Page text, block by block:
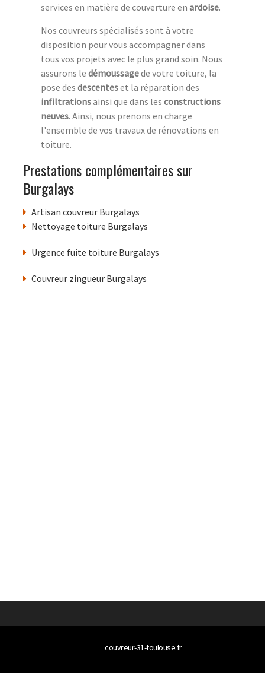
services en matière de couverture en ardoise.
Nos couvreurs spécialisés sont à votre
disposition pour vous accompagner dans
tous vos projets avec le plus grand soin. Nous
assurons le démoussagede votre toiture, la
pose des descenteset la réparation des
infiltrationsainsi que dans les constructions
neuves. Ainsi, nous prenons en charge
l'ensemble de vos travaux de rénovations en
toiture.
Prestations complémentaires sur
Burgalays
Artisan couvreur Burgalays
Nettoyage toiture Burgalays
Urgence fuite toiture Burgalays
Couvreur zingueur Burgalays
couvreur-31-toulouse.fr